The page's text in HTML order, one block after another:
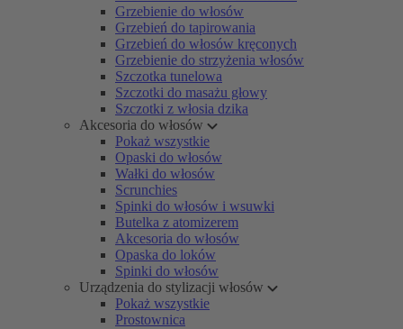
Grzebienie do włosów
Grzebień do tapirowania
Grzebień do włosów kręconych
Grzebienie do strzyżenia włosów
Szczotka tunelowa
Szczotki do masażu głowy
Szczotki z włosia dzika
Akcesoria do włosów
Pokaż wszystkie
Opaski do włosów
Wałki do włosów
Scrunchies
Spinki do włosów i wsuwki
Butelka z atomizerem
Akcesoria do włosów
Opaska do loków
Spinki do włosów
Urządzenia do stylizacji włosów
Pokaż wszystkie
Prostownica